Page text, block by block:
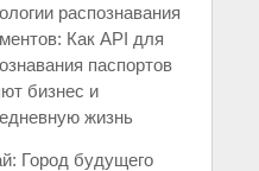
распознавания
Как API для
паспортов
бизнес и
жизнь
Город будущего